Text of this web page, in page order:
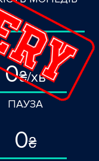
0₴/хв
ПАУЗА
0₴